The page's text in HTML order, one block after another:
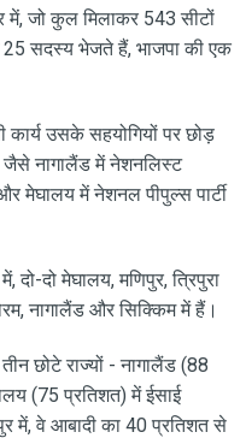
में, जो कुल मिलाकर 543 सीटों
सदस्य भेजते हैं, भाजपा की एक
कार्य उसके सहयोगियों पर छोड़
जैसे नागालैंड में नेशनलिस्ट
मेघालय में नेशनल पीपुल्स पार्टी
दो मेघालय, मणिपुर, त्रिपुरा
नागालैंड और सिक्किम में हैं।
छोटे राज्यों - नागालैंड (88
(75 प्रतिशत) में ईसाई
वे आबादी का 40 प्रतिशत से